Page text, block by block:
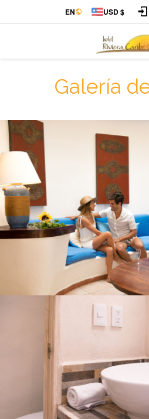
EN USD $
Galería